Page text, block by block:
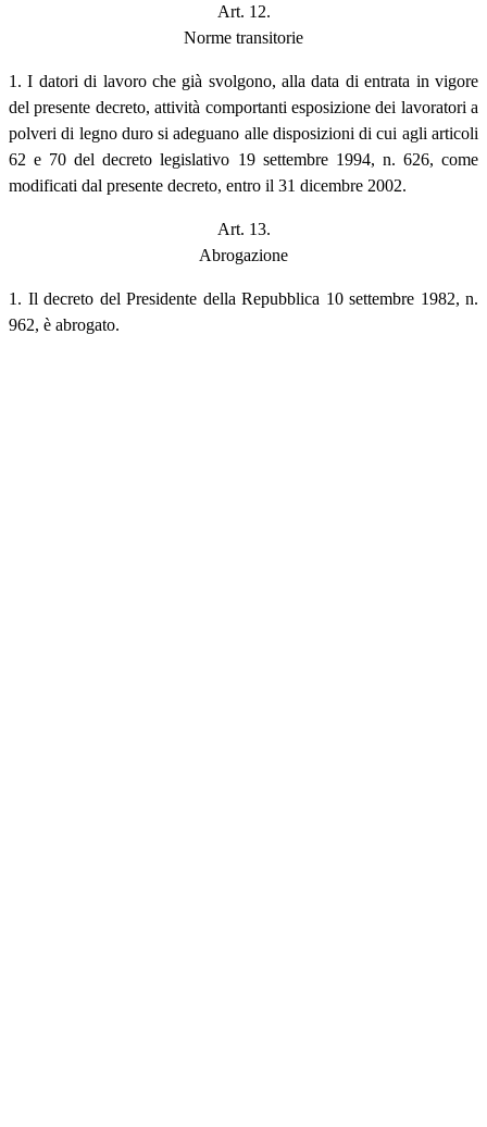
Art. 12.
Norme transitorie
1. I datori di lavoro che già svolgono, alla data di entrata in vigore
del presente decreto, attività comportanti esposizione dei lavoratori a
polveri di legno duro si adeguano alle disposizioni di cui agli articoli
62 e 70 del decreto legislativo 19 settembre 1994, n. 626, come
modificati dal presente decreto, entro il 31 dicembre 2002.
Art. 13.
Abrogazione
1. Il decreto del Presidente della Repubblica 10 settembre 1982, n.
962, è abrogato.